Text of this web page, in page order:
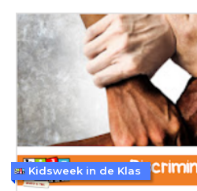
Kidsweek in de Klas